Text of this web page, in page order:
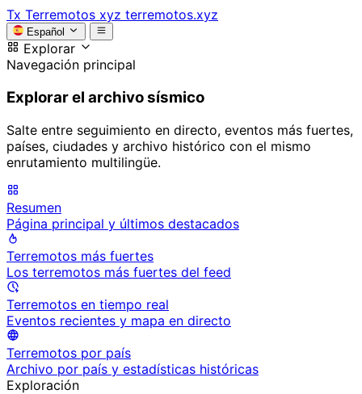
Tx Terremotos xyz terremotos.xyz
Español
Explorar
Navegación principal
Explorar el archivo sísmico
Salte entre seguimiento en directo, eventos más fuertes,
países, ciudades y archivo histórico con el mismo
enrutamiento multilingüe.
Resumen
Página principal y últimos destacados
Terremotos más fuertes
Los terremotos más fuertes del feed
Terremotos en tiempo real
Eventos recientes y mapa en directo
Terremotos por país
Archivo por país y estadísticas históricas
Exploración